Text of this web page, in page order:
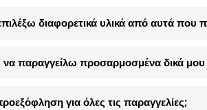
διαφορετικά υλικά από αυτά που
παραγγείλω προσαρμοσμένα δικά μου
για όλες τις παραγγελίες;